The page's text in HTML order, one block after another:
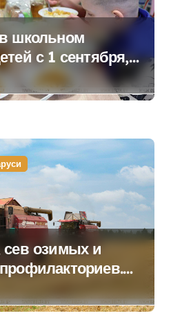
школьном
с 1 сентября,
сев озимых и
доклад главы